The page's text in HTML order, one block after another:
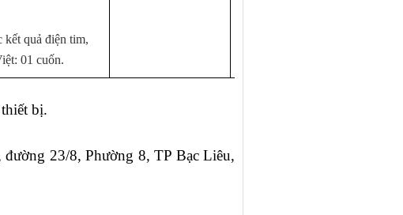
kết quả điện tim,
01 cuốn.
bị.
đường 23/8, Phường 8, TP Bạc Liêu,